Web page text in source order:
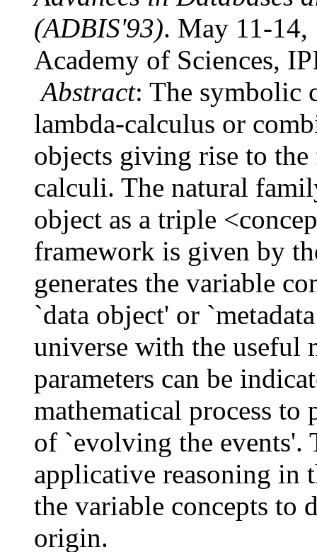
(ADBIS'93). May 11-14,
Academy of Sciences,
Abstract: The symbolic
lambda-calculus or
objects giving rise to
calculi. The natural
object as a triple
framework is given by
generates the variable
`data object' or
universe with the useful
parameters can be
mathematical process
of `evolving the events'.
applicative reasoning in
the variable concepts to
origin.